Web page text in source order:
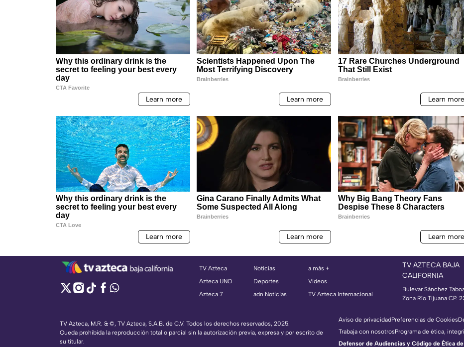
TV Azteca
Azteca UNO
Azteca 7
Noticias
Deportes
adn Noticias
a más +
Videos
TV Azteca Internacional
TV AZTECA BAJA
CALIFORNIA
Bulevar Sánchez
Zona Río Tijuana CP.
TV Azteca, M.R. & ©, TV Azteca, S.A.B. de C.V. Todos los derechos reservados, 2025.
Queda prohibida la reproducción total o parcial sin la autorización previa, expresa y por escrito de
su titular.
Aviso de privacidadPreferencias de Cookies
Trabaja con nosotrosPrograma de ética,
Defensor de Audiencias y Código de Ética